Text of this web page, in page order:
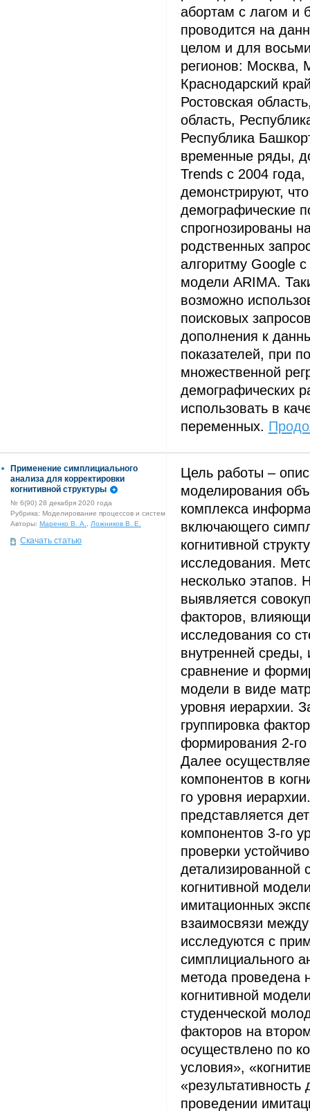
абортам с лагом и
проводится на
целом и для
регионов: Москва,
Краснодарский
Ростовская
область,
Республика
временные ряды,
Trends с 2004 года,
демонстрируют,
демографические
спрогнозированы
родственных
алгоритму Google
модели ARIMA.
возможно
поисковых
дополнения к
показателей, при
множественной
демографических
использовать в
переменных.
Применение симплициального
анализа для корректировки
когнитивной структуры
№ 6(90) 28 декабря 2020 года
Рубрика: Моделирование процессов и систем
Авторы: Маренко В. А., Ложников В. Е.
Скачать статью
Цель работы –
моделирования
комплекса
включающего
когнитивной
исследования.
несколько этапов.
выявляется
факторов,
исследования со
внутренней среды,
сравнение и
модели в виде
уровня иерархии.
группировка
формирования 2-
Далее
компонентов в
го уровня
представляется
компонентов 3-го
проверки
детализированной
когнитивной
имитационных
взаимосвязи
исследуются с
симплициального
метода проведена
когнитивной
студенческой
факторов на
осуществлено по
условия»,
проведении